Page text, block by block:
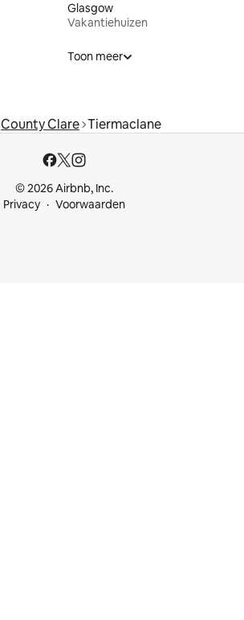
Glasgow
Vakantiehuizen
Toon meer
County Clare Tiermaclane
© 2026 Airbnb, Inc.
Privacy
Voorwaarden